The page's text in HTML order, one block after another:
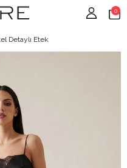
0
Detaylı Etek